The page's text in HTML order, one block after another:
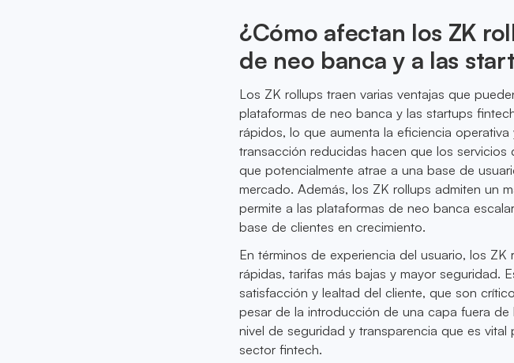
¿Cómo afectan los ZK
de neo banca y a las
Los ZK rollups traen varias ventajas que
plataformas de neo banca y las startups
rápidos, lo que aumenta la eficiencia
transacción reducidas hacen que los
que potencialmente atrae a una base de
mercado. Además, los ZK rollups admiten un
permite a las plataformas de neo banca
base de clientes en crecimiento.
En términos de experiencia del usuario, los
rápidas, tarifas más bajas y mayor seguridad.
satisfacción y lealtad del cliente, que son
pesar de la introducción de una capa fuera
nivel de seguridad y transparencia que es
sector fintech.